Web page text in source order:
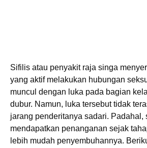
Sifilis atau penyakit raja singa
yang aktif melakukan hubungan
muncul dengan luka pada bagian
dubur. Namun, luka tersebut tidak
jarang penderitanya sadari. Padahal,
mendapatkan penanganan sejak
lebih mudah penyembuhannya.